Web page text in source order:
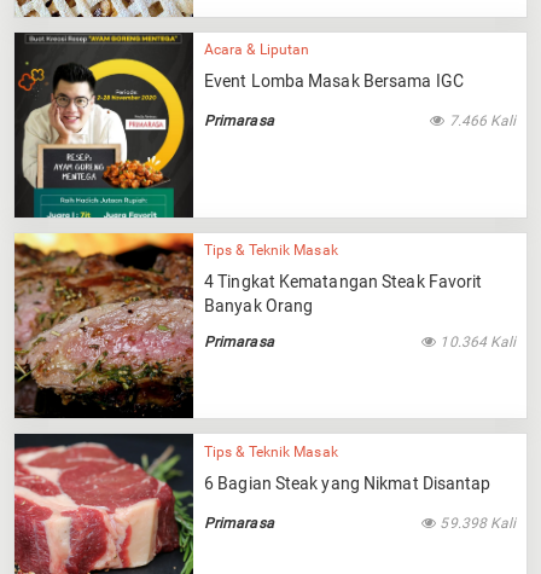
Acara & Liputan
Event Lomba Masak Bersama IGC
Primarasa 7.466 Kali
Tips & Teknik Masak
4 Tingkat Kematangan Steak Favorit
Banyak Orang
Primarasa 10.364 Kali
Tips & Teknik Masak
6 Bagian Steak yang Nikmat Disantap
Primarasa 59.398 Kali